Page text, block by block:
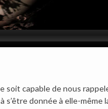
capable de nous
donnée à elle-